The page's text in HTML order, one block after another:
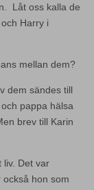
Låt oss kalla de
Harry i
mellan dem?
dem sändes till
pappa hälsa
brev till Karin
liv. Det var
hon som